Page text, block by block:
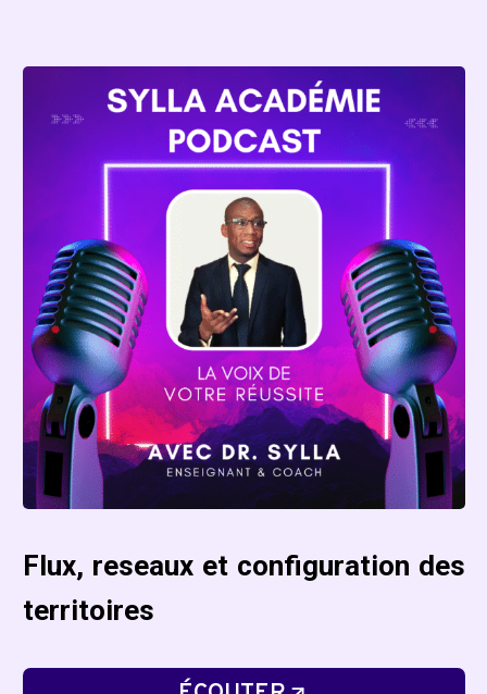
Flux, reseaux et configuration des
territoires